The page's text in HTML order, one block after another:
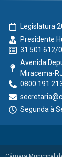
Legislatura
Presidente
31.501.612/
Avenida
Miracema-
0800 191
Segunda à